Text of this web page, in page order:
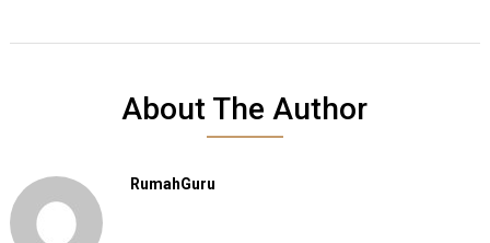
About The Author
RumahGuru